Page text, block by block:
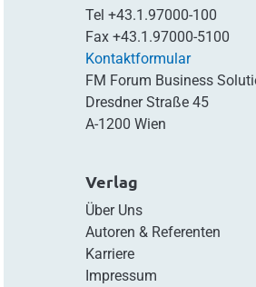
Tel +43.1.97000-100
Fax +43.1.97000-5100
Kontaktformular
FM Forum Business
Dresdner Straße 45
A-1200 Wien
Verlag
Über Uns
Autoren & Referenten
Karriere
Impressum